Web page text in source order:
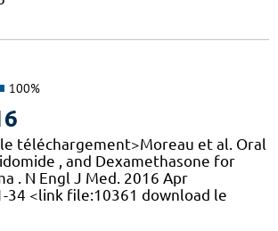
100%
téléchargement>Moreau et al. Oral
, and Dexamethasone for
. N Engl J Med. 2016 Apr
34 <link file:10361 download le